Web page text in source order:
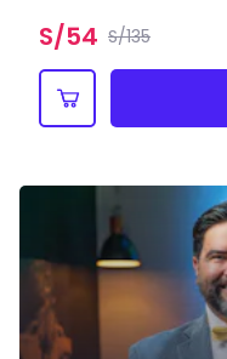
S/54 S/135